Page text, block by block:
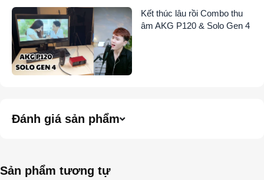
Kết thúc lâu rồi Combo thu
âm AKG P120 & Solo Gen 4
Đánh giá sản phẩm
Sản phẩm tương tự